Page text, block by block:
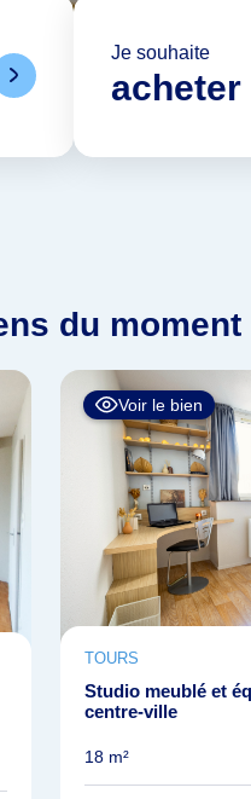
Je souhaite
acheter
du
Voir le bien
TOURS
Studio meublé et
centre-ville
18 m²